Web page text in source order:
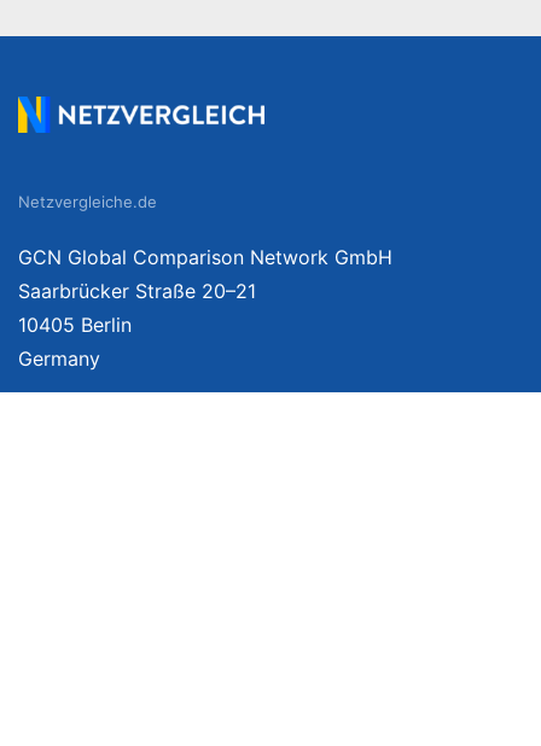
Netzvergleiche.de
GCN Global Comparison Network GmbH
Saarbrücker Straße 20–21
10405 Berlin
Germany